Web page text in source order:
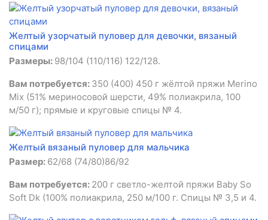
Желтый узорчатый пуловер для девочки, вязаный
спицами
Размеры: 98/104 (110/116) 122/128.
Вам потребуется: 350 (400) 450 г жёлтой пряжи Merino
Mix (51% мериносовой шерсти, 49% полиакрила, 100
м/50 г); прямые и круговые спицы № 4.
Желтый вязаный пуловер для мальчика
Размер: 62/68 (74/80)86/92
Вам потребуется: 200 г светло-желтой пряжи Baby So
Soft Dk (100% полиакрила, 250 м/100 г. Спицы № 3,5 и 4.